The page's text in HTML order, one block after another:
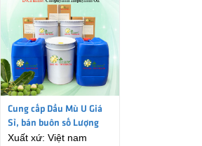
Cung cấp Dầu Mù U Giá
Sỉ, bán buôn số Lượng
Lớn
Xuất xứ: Việt nam